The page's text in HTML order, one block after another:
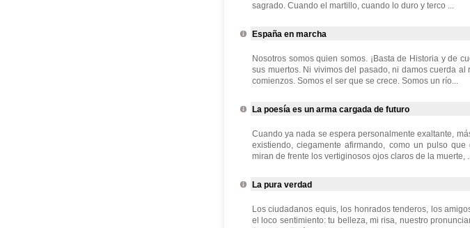
sagrado. Cuando el martillo, cuando lo duro y terco ...
España en marcha
Nosotros somos quien somos. ¡Basta de Historia y de
sus muertos. Ni vivimos del pasado, ni damos cuerda
comienzos. Somos el ser que se crece. Somos un río...
La poesía es un arma cargada de futuro
Cuando ya nada se espera personalmente exaltante,
existiendo, ciegamente afirmando, como un pulso
miran de frente los vertiginosos ojos claros de la muerte,
La pura verdad
Los ciudadanos equis, los honrados tenderos, los
el loco sentimiento: tu belleza, mi risa, nuestro